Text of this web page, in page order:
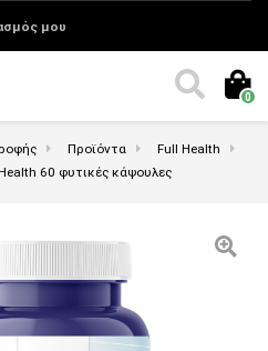
μου
0
Προϊόντα
Full Health
60 φυτικές κάψουλες